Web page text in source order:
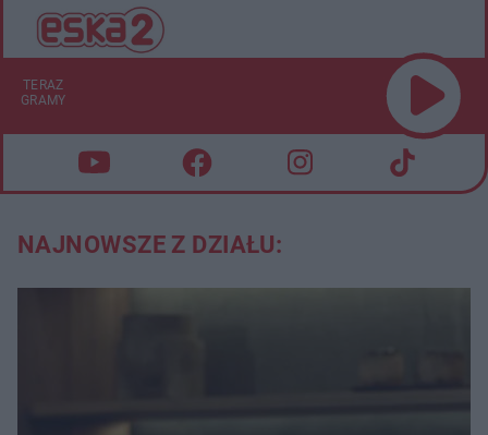
TERAZ
GRAMY
NAJNOWSZE Z DZIAŁU: